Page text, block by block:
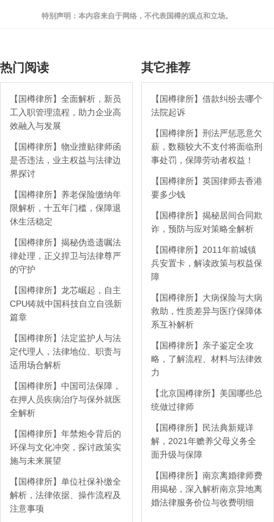
特别声明：本内容来自于网络，不代表国樽的观点和立场。
热门阅读
【国樽律所】全面解析，新员
工入职管理流程，助力企业高
效融入与发展
【国樽律所】物业擅贴律师函
是否违法，业主权益与法律边
界探讨
【国樽律所】养老保险缴纳年
限解析，十五年门槛，保障退
休生活稳定
【国樽律所】揭秘伪造遗嘱法
律处理，正义捍卫与法律尊严
的守护
【国樽律所】龙芯崛起，自主
CPU铸就中国科技自立自强新
篇章
【国樽律所】法定监护人与法
定代理人，法律地位、职责与
适用场合解析
【国樽律所】中国司法保障，
在押人员疾病治疗与保外就医
全解析
【国樽律所】年禁炮令背后的
环保与文化冲突，探讨政策实
施与未来展望
【国樽律所】单位社保补缴全
解析，法律依据、操作流程及
注意事项
其它推荐
【国樽律所】借款纠纷去哪个
法院起诉
【国樽律所】刑法严惩恶意欠
薪，数额较大不支付将面临刑
事处罚，保障劳动者权益！
【国樽律所】英国律师去香港
要多少钱
【国樽律所】揭秘居间合同欺
诈，预防与应对策略全解析
【国樽律所】2011年前城镇
兵安置卡，解读政策与权益保
障
【国樽律所】大病保险与大病
救助，性质差异与医疗保障体
系互补解析
【国樽律所】亲子鉴定全攻
略，了解流程、材料与法律效
力
【北京国樽律所】美国哪些总
统做过律师
【国樽律所】民法典新规详
解，2021年赡养父母义务全
面升级与保障
【国樽律所】南京离婚律师费
用揭秘，深入解析南京异地离
婚法律服务价位与收费明细